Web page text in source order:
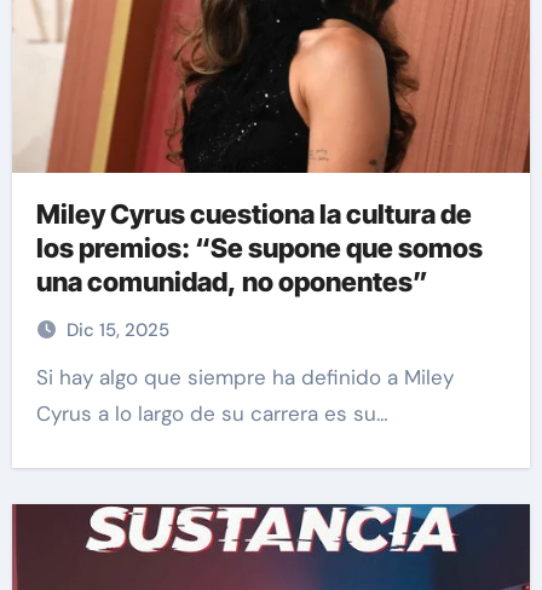
Miley Cyrus cuestiona la cultura de
los premios: “Se supone que somos
una comunidad, no oponentes”
Dic 15, 2025
Si hay algo que siempre ha definido a Miley
Cyrus a lo largo de su carrera es su…